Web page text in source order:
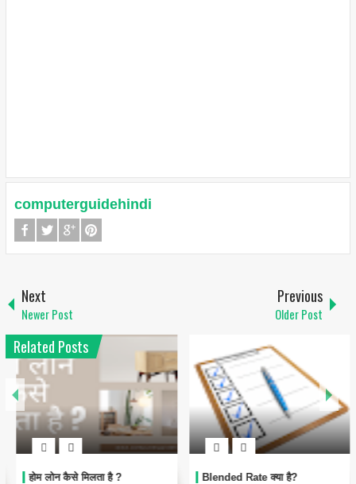
computerguidehindi
Next
Newer Post
Previous
Older Post
Related Posts
Blended Rate क्या है?
Bank Confirmation Letter